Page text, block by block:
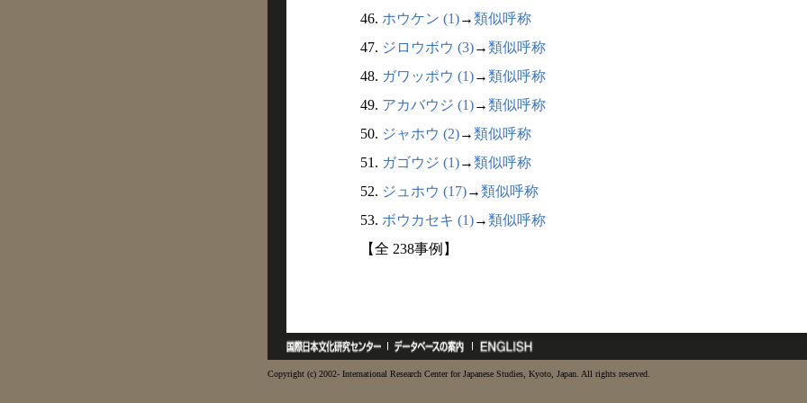
46. ホウケン (1)→類似呼称
47. ジロウボウ (3)→類似呼称
48. ガワッポウ (1)→類似呼称
49. アカバウジ (1)→類似呼称
50. ジャホウ (2)→類似呼称
51. ガゴウジ (1)→類似呼称
52. ジュホウ (17)→類似呼称
53. ボウカセキ (1)→類似呼称
【全 238事例】
Copyright (c) 2002- International Research Center for Japanese Studies, Kyoto, Japan. All rights reserved.